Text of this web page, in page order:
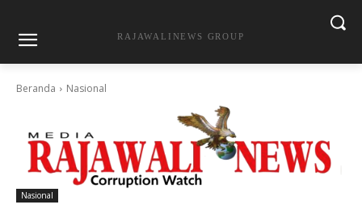
RAJAWALINEWS GROUP
Beranda Nasional
Nasional